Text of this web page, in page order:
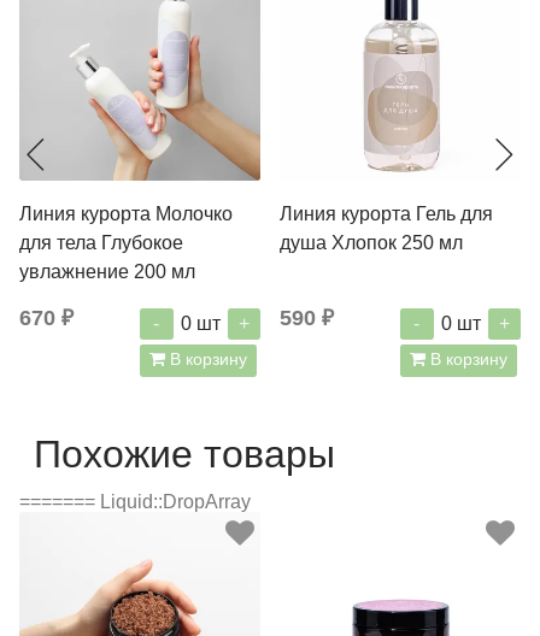
Линия курорта Молочко
для тела Глубокое
увлажнение 200 мл
670 ₽ - 0 шт +
В корзину
Линия курорта Гель для
душа Хлопок 250 мл
590 ₽ - 0 шт +
В корзину
Похожие товары
======= Liquid::DropArray